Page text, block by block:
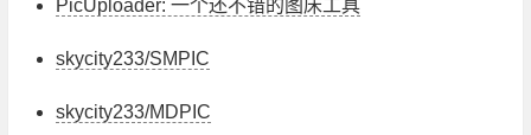
PicUploader: 一个还不错的图床工具
skycity233/SMPIC
skycity233/MDPIC